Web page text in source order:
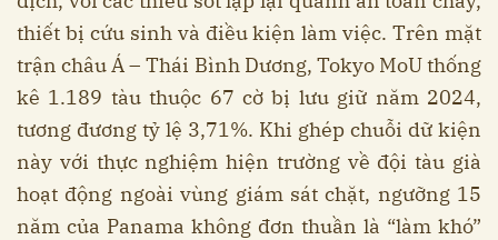
thiết bị cứu sinh và điều kiện làm việc. Trên mặt
trận châu Á – Thái Bình Dương, Tokyo MoU thống
kê 1.189 tàu thuộc 67 cờ bị lưu giữ năm 2024,
tương đương tỷ lệ 3,71%. Khi ghép chuỗi dữ kiện
này với thực nghiệm hiện trường về đội tàu già
hoạt động ngoài vùng giám sát chặt, ngưỡng 15
năm của Panama không đơn thuần là “làm khó”